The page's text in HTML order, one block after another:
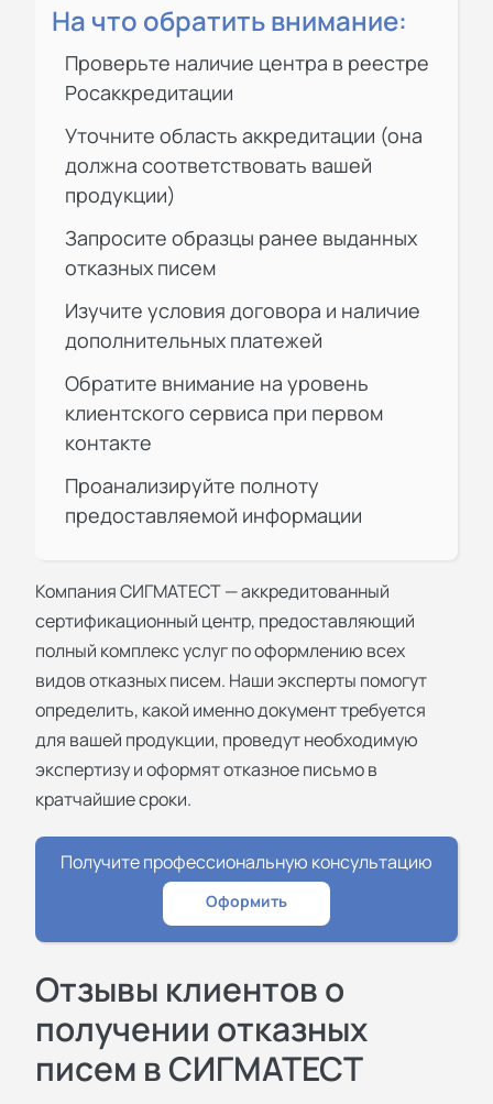
На что обратить внимание:
Проверьте наличие центра в реестре
Росаккредитации
Уточните область аккредитации (она
должна соответствовать вашей
продукции)
Запросите образцы ранее выданных
отказных писем
Изучите условия договора и наличие
дополнительных платежей
Обратите внимание на уровень
клиентского сервиса при первом
контакте
Проанализируйте полноту
предоставляемой информации
КомпанияСИГМАТЕСТ— аккредитованный
сертификационный центр, предоставляющий
полный комплекс услуг по оформлению всех
видов отказных писем. Наши эксперты помогут
определить, какой именно документ требуется
для вашей продукции, проведут необходимую
экспертизу и оформят отказное письмо в
кратчайшие сроки.
Получите профессиональную консультацию
Оформить
Отзывы клиентов о
получении отказных
писем в СИГМАТЕСТ